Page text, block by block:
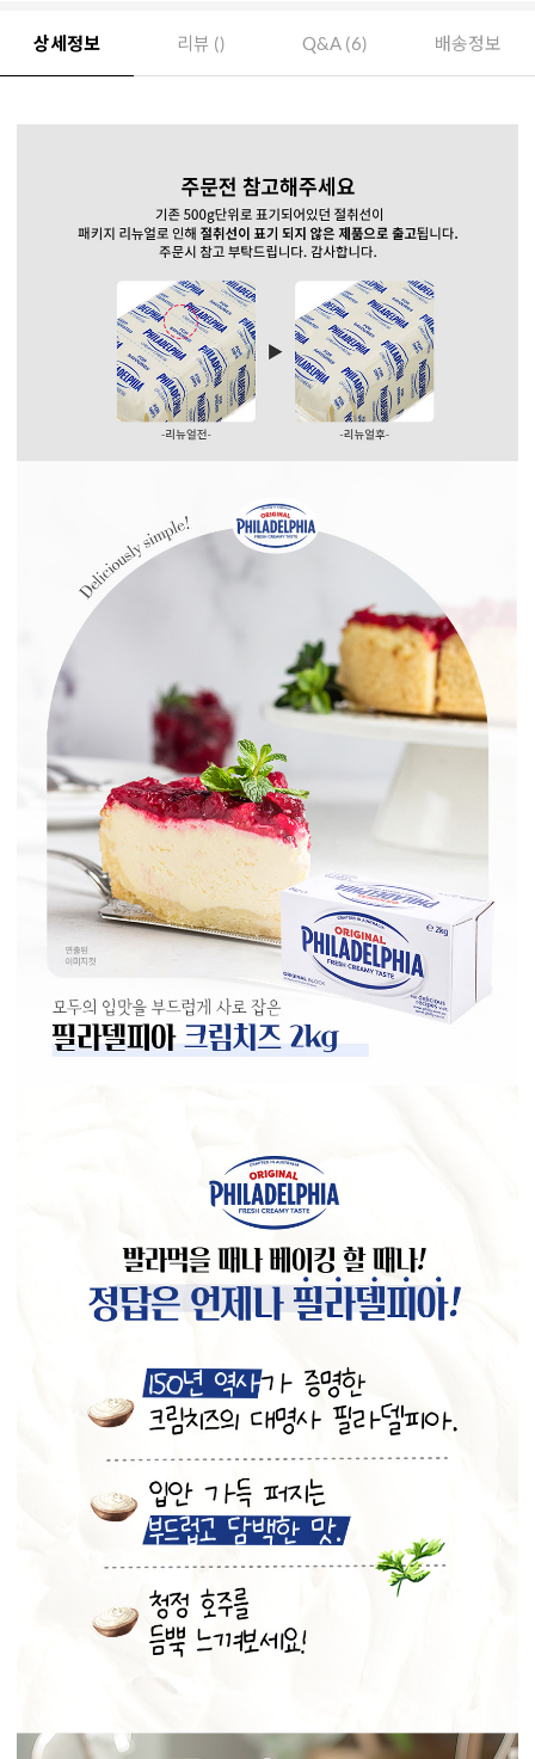
상세정보 리뷰 () Q&A (6) 배송정보